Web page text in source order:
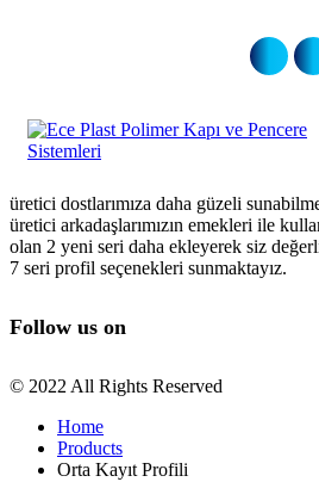
üretici dostlarımıza daha güzeli
üretici arkadaşlarımızın emekleri ile
olan 2 yeni seri daha ekleyerek siz
7 seri profil seçenekleri sunmaktayız.
Follow us on
© 2022 All Rights Reserved
Home
Products
Orta Kayıt Profili